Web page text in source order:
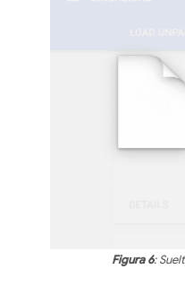
Figura 6: